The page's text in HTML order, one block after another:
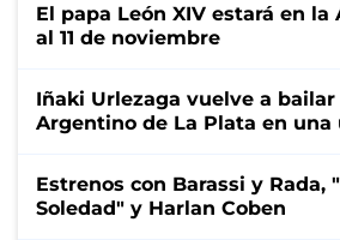
El papa León XIV estará en
al 11 de noviembre
Iñaki Urlezaga vuelve a bailar
Argentino de La Plata en una
Estrenos con Barassi y Rada,
Soledad" y Harlan Coben